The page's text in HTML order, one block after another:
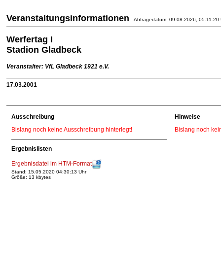
Veranstaltungsinformationen Abfragedatum: 09.08.2026, 05:11:20
Werfertag I
Stadion Gladbeck
Veranstalter: VfL Gladbeck 1921 e.V.
17.03.2001
Ausschreibung
Bislang noch keine Ausschreibung hinterlegt!
Ergebnislisten
Ergebnisdatei im HTM-Format
Stand: 15.05.2020 04:30:13 Uhr
Größe: 13 kbytes
Hinweise
Bislang noch